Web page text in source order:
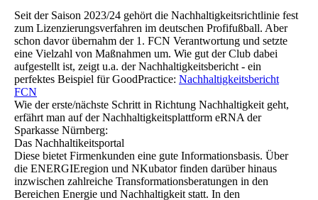
Seit der Saison 2023/24 gehört die Nachhaltigkeitsrichtlinie fest
zum Lizenzierungsverfahren im deutschen Profifußball. Aber
schon davor übernahm der 1. FCN Verantwortung und setzte
eine Vielzahl von Maßnahmen um. Wie gut der Club dabei
aufgestellt ist, zeigt u.a. der Nachhaltigkeitsbericht - ein
perfektes Beispiel für GoodPractice: Nachhaltigkeitsbericht
FCN
Wie der erste/nächste Schritt in Richtung Nachhaltigkeit geht,
erfährt man auf der Nachhaltigkeitsplattform eRNA der
Sparkasse Nürnberg:
Das Nachhaltikeitsportal
Diese bietet Firmenkunden eine gute Informationsbasis. Über
die ENERGIEregion und NKubator finden darüber hinaus
inzwischen zahlreiche Transformationsberatungen in den
Bereichen Energie und Nachhaltigkeit statt. In den